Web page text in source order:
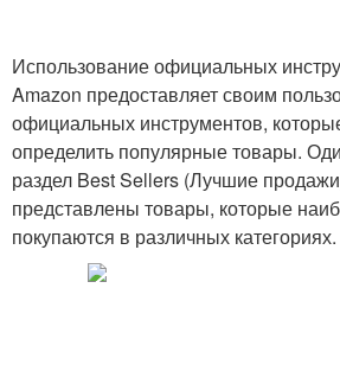
Использование официальных
Amazon предоставляет своим
официальных инструментов,
определить популярные товары.
раздел Best Sellers (Лучшие
представлены товары, которые
покупаются в различных категориях.